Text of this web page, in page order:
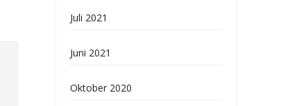
Juli 2021
Juni 2021
Oktober 2020